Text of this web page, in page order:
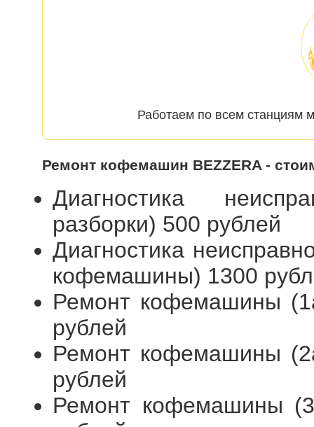
Работаем по всем станциям
Ремонт кофемашин BEZZERA -
Диагностика
разборки) 500 рублей
Диагностика
кофемашины) 1300
Ремонт кофемашины
рублей
Ремонт кофемашины
рублей
Ремонт кофемашины